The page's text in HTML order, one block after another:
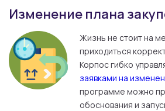
Изменение плана
Жизнь не стоит на
приходиться
Корпос гибко
заявками на
программе можно
обоснования и